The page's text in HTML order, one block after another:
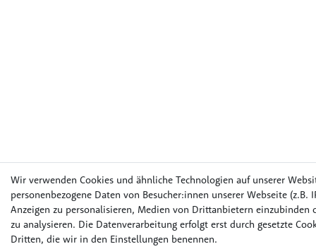
Wir verwenden Cookies und ähnliche Technologien auf unserer
personenbezogene Daten von Besucher:innen unserer Webseite (z.B.
Anzeigen zu personalisieren, Medien von Drittanbietern einzubinden
zu analysieren. Die Datenverarbeitung erfolgt erst durch gesetzte
Dritten, die wir in den Einstellungen benennen.